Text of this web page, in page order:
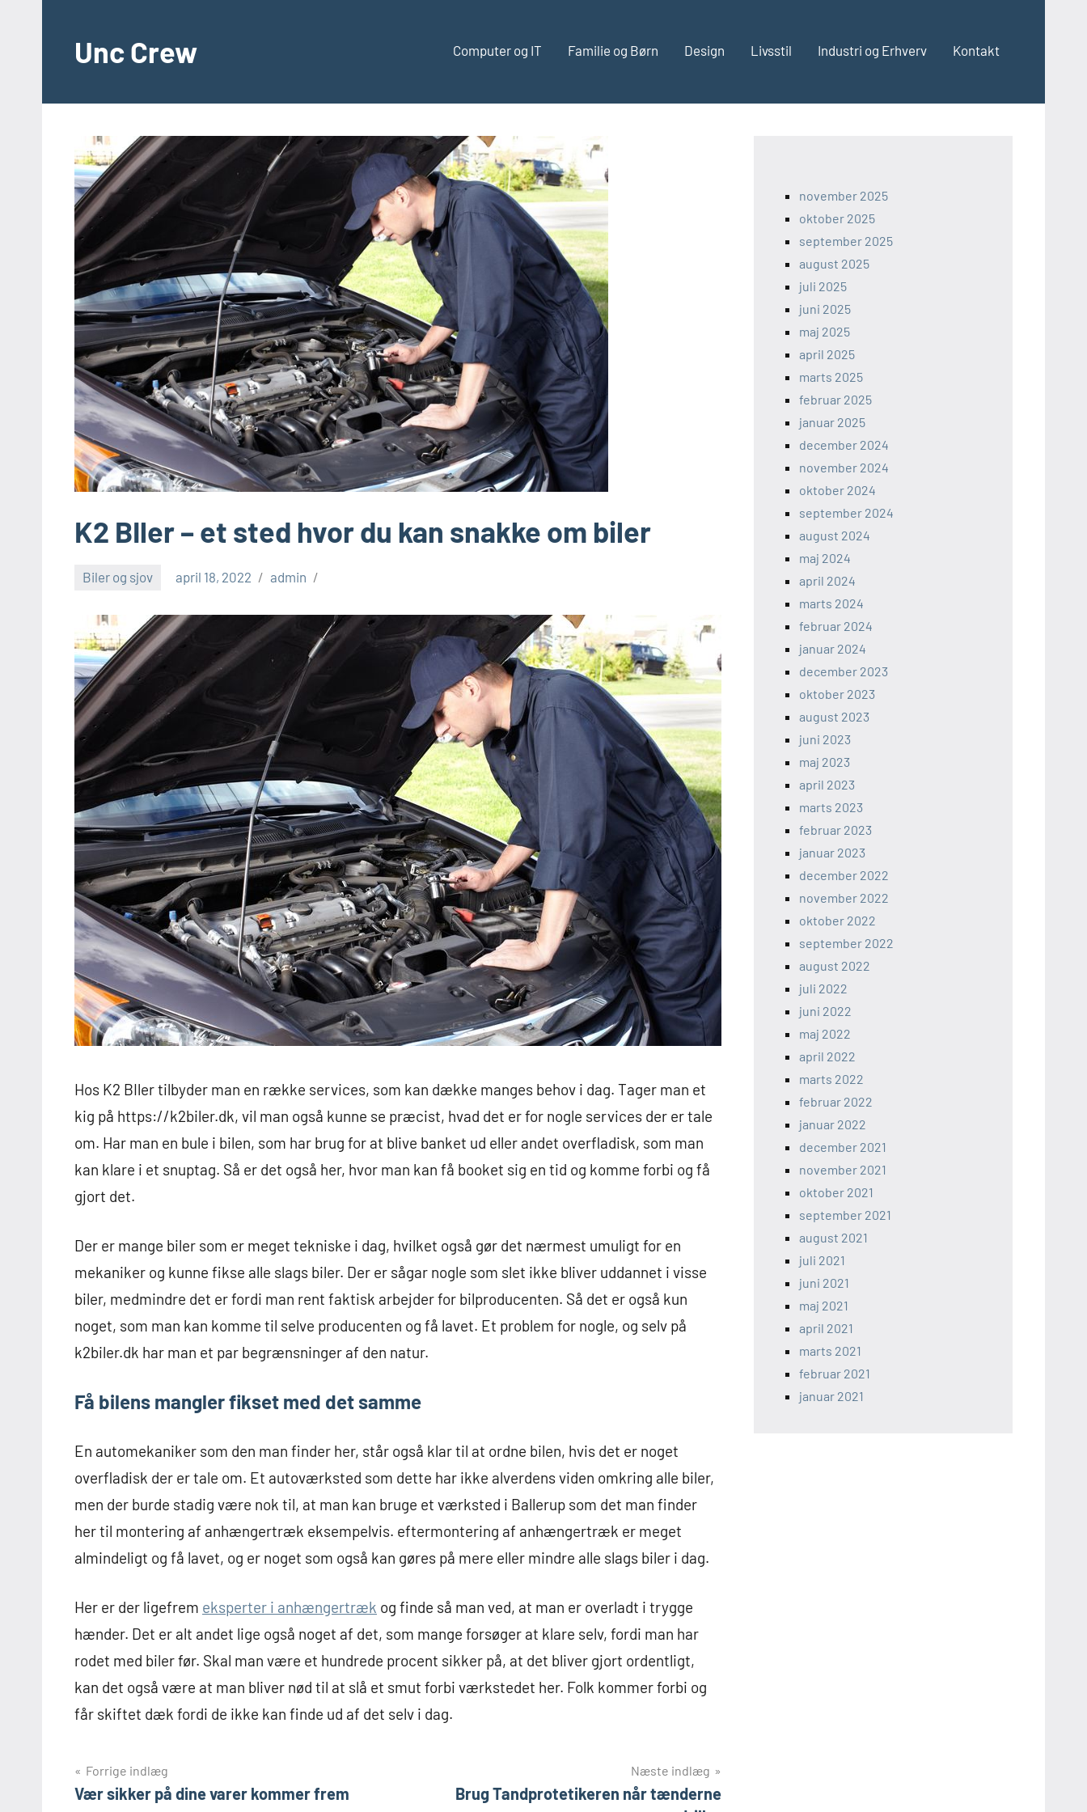
indholdUnc Crew Computer og IT Familie og Børn Design Livsstil Industri og Erhverv Kontakt
K2 BIler – et sted hvor du kan snakke om biler
Biler og sjov april 18, 2022 admin
Hos K2 BIler tilbyder man en række services, som kan dække manges behov i dag. Tager man et
kig på https://k2biler.dk, vil man også kunne se præcist, hvad det er for nogle services der er tale
om. Har man en bule i bilen, som har brug for at blive banket ud eller andet overfladisk, som man
kan klare i et snuptag. Så er det også her, hvor man kan få booket sig en tid og komme forbi og få
gjort det.
Der er mange biler som er meget tekniske i dag, hvilket også gør det nærmest umuligt for en
mekaniker og kunne fikse alle slags biler. Der er sågar nogle som slet ikke bliver uddannet i visse
biler, medmindre det er fordi man rent faktisk arbejder for bilproducenten. Så det er også kun
noget, som man kan komme til selve producenten og få lavet. Et problem for nogle, og selv på
k2biler.dk har man et par begrænsninger af den natur.
Få bilens mangler fikset med det samme
En automekaniker som den man finder her, står også klar til at ordne bilen, hvis det er noget
overfladisk der er tale om. Et autoværksted som dette har ikke alverdens viden omkring alle biler,
men der burde stadig være nok til, at man kan bruge et værksted i Ballerup som det man finder
her til montering af anhængertræk eksempelvis. eftermontering af anhængertræk er meget
almindeligt og få lavet, og er noget som også kan gøres på mere eller mindre alle slags biler i dag.
Her er der ligefrem eksperter i anhængertræk og finde så man ved, at man er overladt i trygge
hænder. Det er alt andet lige også noget af det, som mange forsøger at klare selv, fordi man har
rodet med biler før. Skal man være et hundrede procent sikker på, at det bliver gjort ordentligt,
kan det også være at man bliver nød til at slå et smut forbi værkstedet her. Folk kommer forbi og
får skiftet dæk fordi de ikke kan finde ud af det selv i dag.
Indlægsnavigation
Forrige indlæg
Vær sikker på dine varer kommer frem
Næste indlæg
Brug Tandprotetikeren når tænderne
november 2025
oktober 2025
september 2025
august 2025
juli 2025
juni 2025
maj 2025
april 2025
marts 2025
februar 2025
januar 2025
december 2024
november 2024
oktober 2024
september 2024
august 2024
maj 2024
april 2024
marts 2024
februar 2024
januar 2024
december 2023
oktober 2023
august 2023
juni 2023
maj 2023
april 2023
marts 2023
februar 2023
januar 2023
december 2022
november 2022
oktober 2022
september 2022
august 2022
juli 2022
juni 2022
maj 2022
april 2022
marts 2022
februar 2022
januar 2022
december 2021
november 2021
oktober 2021
september 2021
august 2021
juli 2021
juni 2021
maj 2021
april 2021
marts 2021
februar 2021
januar 2021